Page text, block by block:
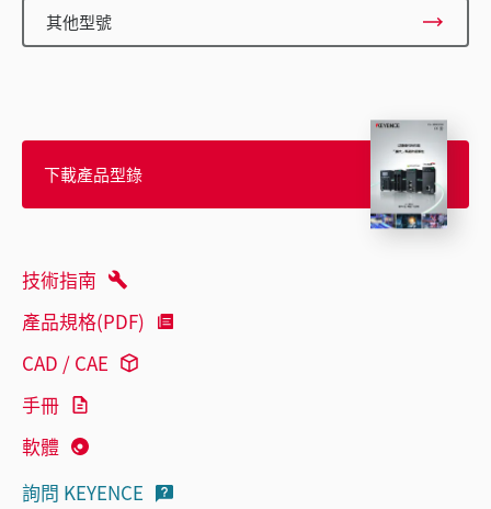
其他型號
下載產品型錄
技術指南
產品規格(PDF)
CAD / CAE
手冊
軟體
詢問 KEYENCE